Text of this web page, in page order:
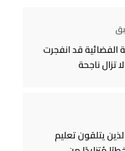
الفضائية قد انفجرت
تزال ناجحة
يتلقون تعليم